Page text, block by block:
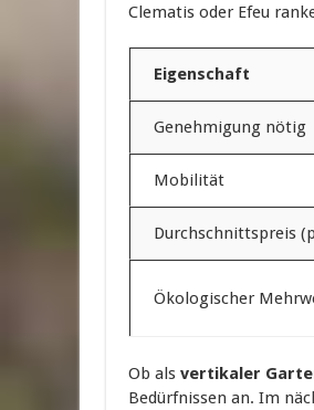
Clematis oder Efeu
Eigenschaft
Genehmigung nötig
Mobilität
Durchschnittspreis
Ökologischer
Ob als vertikaler
Bedürfnissen an. Im